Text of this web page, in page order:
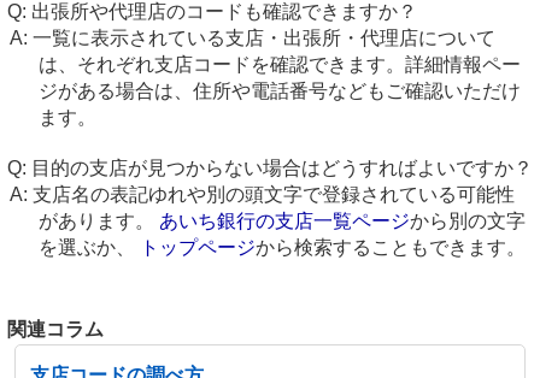
出張所や代理店のコードも確認できますか？
一覧に表示されている支店・出張所・代理店について
は、それぞれ支店コードを確認できます。詳細情報ペー
ジがある場合は、住所や電話番号などもご確認いただけ
ます。
目的の支店が見つからない場合はどうすればよいですか？
支店名の表記ゆれや別の頭文字で登録されている可能性
があります。 あいち銀行の支店一覧ページから別の文字
を選ぶか、
トップページから検索することもできます。
関連コラム